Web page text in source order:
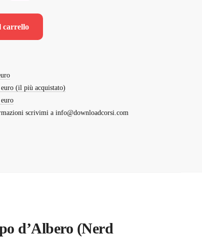
attuale
è:
carrello
(il più acquistato)
scrivimi a info@downloadcorsi.com
d’Albero (Nerd